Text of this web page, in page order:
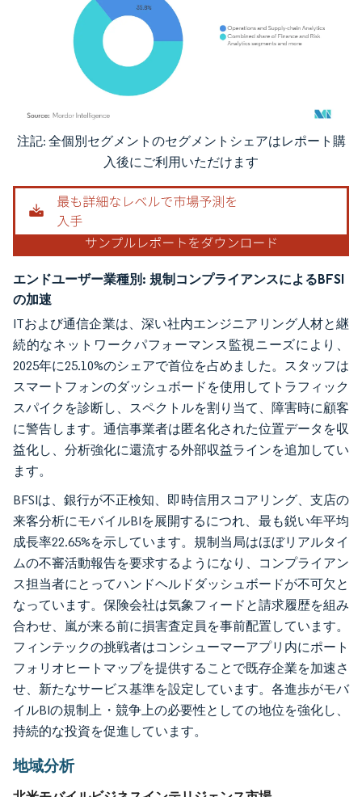
画像 © Mordor Intelligence。再利用にはCC BY 4.0の表示が必要です。
注記: 全個別セグメントのセグメントシェアはレポート購
入後にご利用いただけます
エンドユーザー業種別: 規制コンプライアンスによるBFSI
の加速
ITおよび通信企業は、深い社内エンジニアリング人材と継
続的なネットワークパフォーマンス監視ニーズにより、
2025年に25.10%のシェアで首位を占めました。スタッフは
スマートフォンのダッシュボードを使用してトラフィック
スパイクを診断し、スペクトルを割り当て、障害時に顧客
に警告します。通信事業者は匿名化された位置データを収
益化し、分析強化に還流する外部収益ラインを追加してい
ます。
BFSIは、銀行が不正検知、即時信用スコアリング、支店の
来客分析にモバイルBIを展開するにつれ、最も鋭い年平均
成長率22.65%を示しています。規制当局はほぼリアルタイ
ムの不審活動報告を要求するようになり、コンプライアン
ス担当者にとってハンドヘルドダッシュボードが不可欠と
なっています。保険会社は気象フィードと請求履歴を組み
合わせ、嵐が来る前に損害査定員を事前配置しています。
フィンテックの挑戦者はコンシューマーアプリ内にポート
フォリオヒートマップを提供することで既存企業を加速さ
せ、新たなサービス基準を設定しています。各進歩がモバ
イルBIの規制上・競争上の必要性としての地位を強化し、
持続的な投資を促進しています。
地域分析